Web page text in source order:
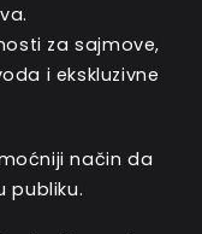
za sajmove,
i ekskluzivne
način da
publiku.